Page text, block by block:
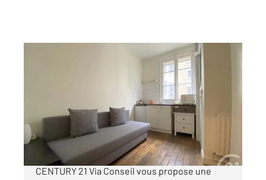
109 000 €
PARC SAINTE-PÉRINE - Votre agence
CENTURY 21 Via Conseil vous propose une